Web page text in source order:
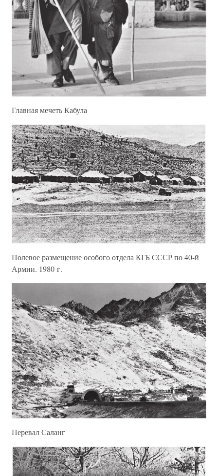
Главная мечеть Кабула
Полевое размещение особого отдела КГБ СССР по 40-й
Армии. 1980 г.
Перевал Саланг